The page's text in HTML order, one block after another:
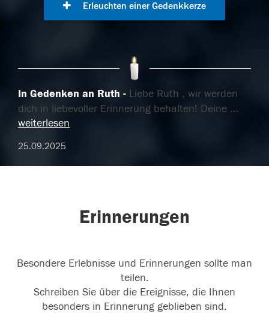
Erleuchten einer Gedenkkerze
In Gedenken an Ruth
Liebe Ruth , wir werden
dich in liebevoller Erinnerung behalten! Deine ...
weiterlesen
25.09.2025
Erinnerungen
Besondere Erlebnisse und Erinnerungen sollte man
teilen.
Schreiben Sie über die Ereignisse, die Ihnen
besonders in Erinnerung geblieben sind.